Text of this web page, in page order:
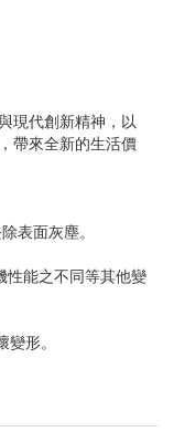
現代創新精神，以
帶來全新的生活價
表面灰塵。
性能之不同等其他變
形。